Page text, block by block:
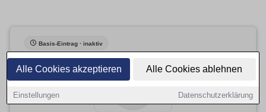
Alle Cookies akzeptieren Alle Cookies ablehnen
Einstellungen Datenschutzerklärung
Basis-Eintrag · inaktiv